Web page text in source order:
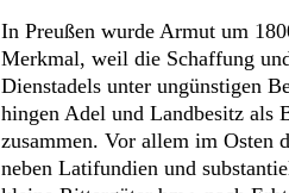
In Preußen wurde Armut um
Merkmal, weil die Schaffung
Dienstadels unter ungünstigen
hingen Adel und Landbesitz als
zusammen. Vor allem im Osten
neben Latifundien und